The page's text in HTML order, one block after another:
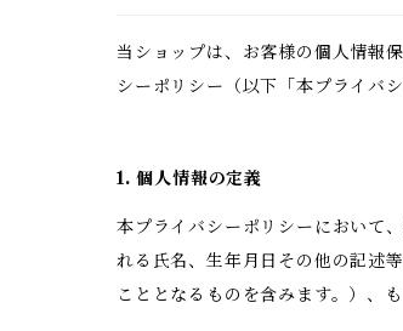
当ショップは、お客様の個人情報
シーポリシー（以下「本プライバ
1. 個人情報の定義
本プライバシーポリシーにおいて
れる氏名、生年月日その他の記述
こととなるものを含みます。）、